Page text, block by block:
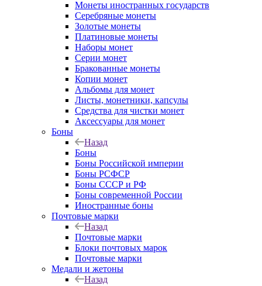
Монеты иностранных государств
Серебряные монеты
Золотые монеты
Платиновые монеты
Наборы монет
Серии монет
Бракованные монеты
Копии монет
Альбомы для монет
Листы, монетники, капсулы
Средства для чистки монет
Аксессуары для монет
Боны
Назад
Боны
Боны Российской империи
Боны РСФСР
Боны СССР и РФ
Боны современной России
Иностранные боны
Почтовые марки
Назад
Почтовые марки
Блоки почтовых марок
Почтовые марки
Медали и жетоны
Назад